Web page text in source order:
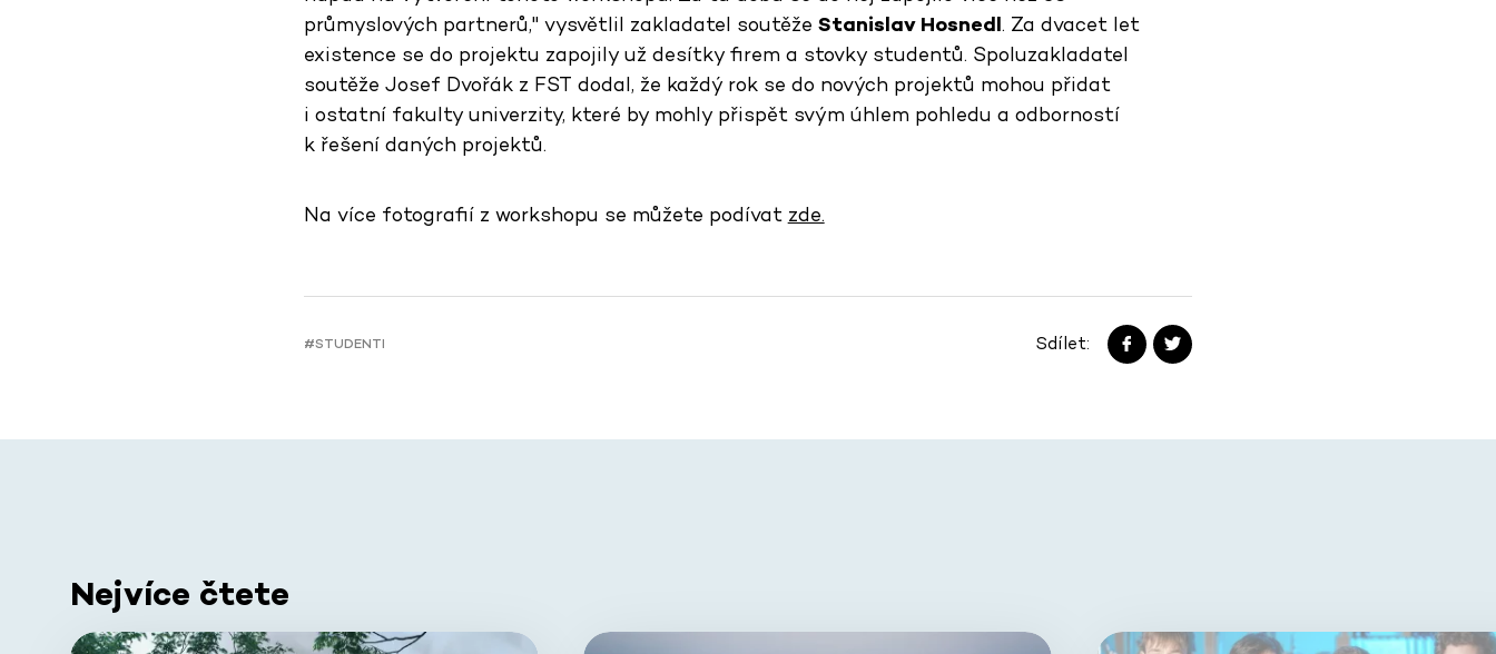
průmyslových partnerů," vysvětlil zakladatel soutěže Stanislav Hosnedl. Za dvacet let
existence se do projektu zapojily už desítky firem a stovky studentů. Spoluzakladatel
soutěže Josef Dvořák z FST dodal, že každý rok se do nových projektů mohou přidat
i ostatní fakulty univerzity, které by mohly přispět svým úhlem pohledu a odborností
k řešení daných projektů.
Na více fotografií z workshopu se můžete podívat zde.
#STUDENTI Sdílet:
Nejvíce čtete